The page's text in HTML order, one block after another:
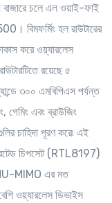
বাজারে চলে এল ওয়াই-ফাই
বিমফর্মিং হল রাউটারের
করে ওয়্যারলেস
রয়েছে ৫
৩০০ এমবিপিএস পর্যন্ত
এবং ব্রাউজিং
চাহিদা পূরণ করে৷ এই
চিপসেট (RTL8197)
MIMO এর মত
ওয়্যারলেস ডিভাইস